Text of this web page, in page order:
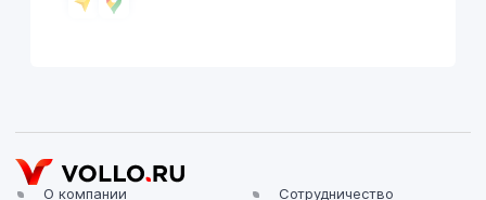
О компании
Сотрудничество